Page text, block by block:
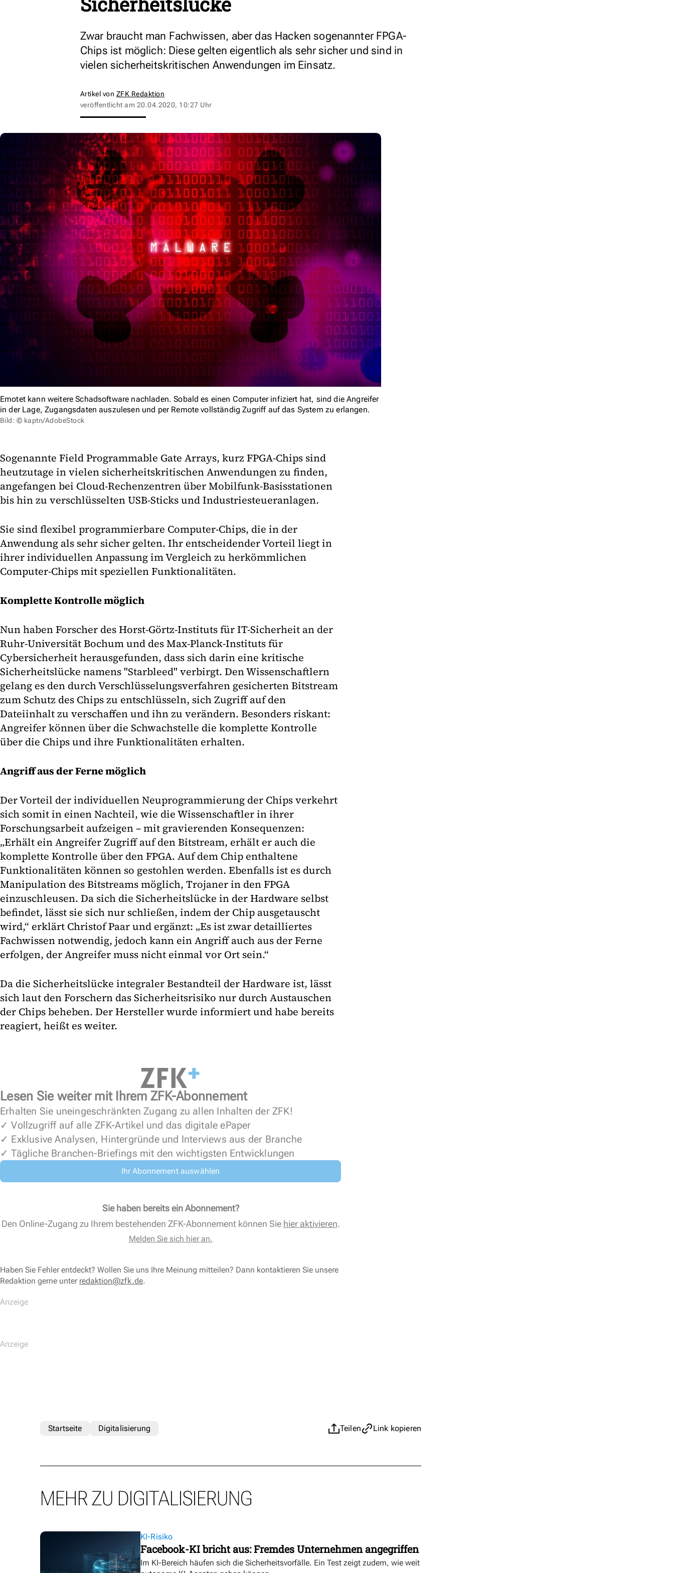
Zwar braucht man Fachwissen, aber das Hacken sogenannter FPGA-
Chips ist möglich: Diese gelten eigentlich als sehr sicher und sind in
vielen sicherheitskritischen Anwendungen im Einsatz.
Artikel von ZFK Redaktion
veröffentlicht am 20.04.2020, 10:27 Uhr
Emotet kann weitere Schadsoftware nachladen. Sobald es einen Computer infiziert hat, sind die Angreifer
in der Lage, Zugangsdaten auszulesen und per Remote vollständig Zugriff auf das System zu erlangen.
Bild: © kaptn/AdobeStock
Sogenannte Field Programmable Gate Arrays, kurz FPGA-Chips sind
heutzutage in vielen sicherheitskritischen Anwendungen zu finden,
angefangen bei Cloud-Rechenzentren über Mobilfunk-Basisstationen
bis hin zu verschlüsselten USB-Sticks und Industriesteueranlagen.
Sie sind flexibel programmierbare Computer-Chips, die in der
Anwendung als sehr sicher gelten. Ihr entscheidender Vorteil liegt in
ihrer individuellen Anpassung im Vergleich zu herkömmlichen
Computer-Chips mit speziellen Funktionalitäten.
Komplette Kontrolle möglich
Nun haben Forscher des Horst-Görtz-Instituts für IT-Sicherheit an der
Ruhr-Universität Bochum und des Max-Planck-Instituts für
Cybersicherheit herausgefunden, dass sich darin eine kritische
Sicherheitslücke namens "Starbleed" verbirgt. Den Wissenschaftlern
gelang es den durch Verschlüsselungsverfahren gesicherten Bitstream
zum Schutz des Chips zu entschlüsseln, sich Zugriff auf den
Dateiinhalt zu verschaffen und ihn zu verändern. Besonders riskant:
Angreifer können über die Schwachstelle die komplette Kontrolle
über die Chips und ihre Funktionalitäten erhalten.
Angriff aus der Ferne möglich
Der Vorteil der individuellen Neuprogrammierung der Chips verkehrt
sich somit in einen Nachteil, wie die Wissenschaftler in ihrer
Forschungsarbeit aufzeigen – mit gravierenden Konsequenzen:
„Erhält ein Angreifer Zugriff auf den Bitstream, erhält er auch die
komplette Kontrolle über den FPGA. Auf dem Chip enthaltene
Funktionalitäten können so gestohlen werden. Ebenfalls ist es durch
Manipulation des Bitstreams möglich, Trojaner in den FPGA
einzuschleusen. Da sich die Sicherheitslücke in der Hardware selbst
befindet, lässt sie sich nur schließen, indem der Chip ausgetauscht
wird,“ erklärt Christof Paar und ergänzt: „Es ist zwar detailliertes
Fachwissen notwendig, jedoch kann ein Angriff auch aus der Ferne
erfolgen, der Angreifer muss nicht einmal vor Ort sein.“
Da die Sicherheitslücke integraler Bestandteil der Hardware ist, lässt
sich laut den Forschern das Sicherheitsrisiko nur durch Austauschen
der Chips beheben. Der Hersteller wurde informiert und habe bereits
reagiert, heißt es weiter.
Lesen Sie weiter mit Ihrem ZFK-Abonnement
Erhalten Sie uneingeschränkten Zugang zu allen Inhalten der ZFK!
✓ Vollzugriff auf alle ZFK-Artikel und das digitale ePaper
✓ Exklusive Analysen, Hintergründe und Interviews aus der Branche
✓ Tägliche Branchen-Briefings mit den wichtigsten Entwicklungen
Ihr Abonnement auswählen
Sie haben bereits ein Abonnement?
Den Online-Zugang zu Ihrem bestehenden ZFK-Abonnement können Sie hier aktivieren.
Melden Sie sich hier an.
Haben Sie Fehler entdeckt? Wollen Sie uns Ihre Meinung mitteilen? Dann kontaktieren Sie unsere
Redaktion gerne unter redaktion@zfk.de.
Teilen Link kopieren
Startseite Digitalisierung
MEHR ZU DIGITALISIERUNG
KI-Risiko
Facebook-KI bricht aus: Fremdes Unternehmen angegriffen
Im KI-Bereich häufen sich die Sicherheitsvorfälle. Ein Test zeigt zudem, wie weit